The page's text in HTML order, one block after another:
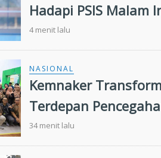
Hadapi PSIS Malam
4 menit lalu
NASIONAL
Kemnaker
Terdepan
34 menit lalu